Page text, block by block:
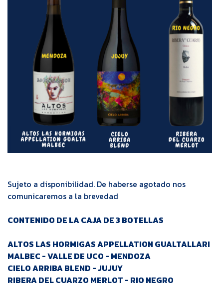
Sujeto a disponibilidad. De haberse agotado nos
comunicaremos a la brevedad
CONTENIDO DE LA CAJA DE 3 BOTELLAS
ALTOS LAS HORMIGAS APPELLATION GUALTALLARI
MALBEC - VALLE DE UCO - MENDOZA
CIELO ARRIBA BLEND - JUJUY
RIBERA DEL CUARZO MERLOT - RIO NEGRO